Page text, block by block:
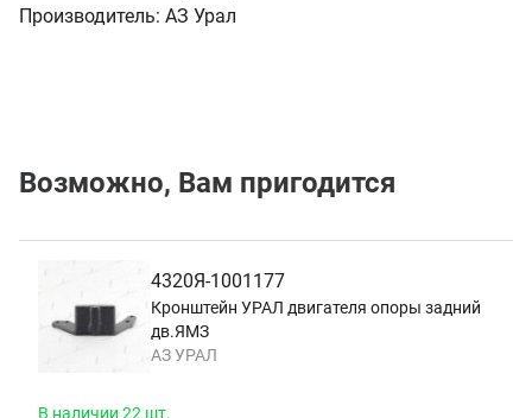
Производитель: АЗ Урал
Возможно, Вам пригодится
4320Я-1001177
Кронштейн УРАЛ двигателя опоры задний
дв.ЯМЗ
АЗ УРАЛ
В наличии 22 шт.